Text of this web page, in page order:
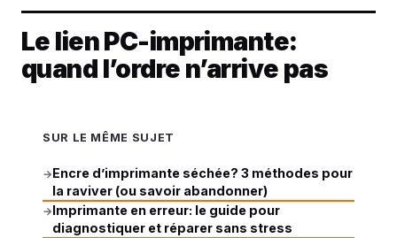
Le lien PC-imprimante:
quand l’ordre n’arrive pas
SUR LE MÊME SUJET
→Encre d’imprimante séchée? 3 méthodes pour
la raviver (ou savoir abandonner)
→Imprimante en erreur: le guide pour
diagnostiquer et réparer sans stress